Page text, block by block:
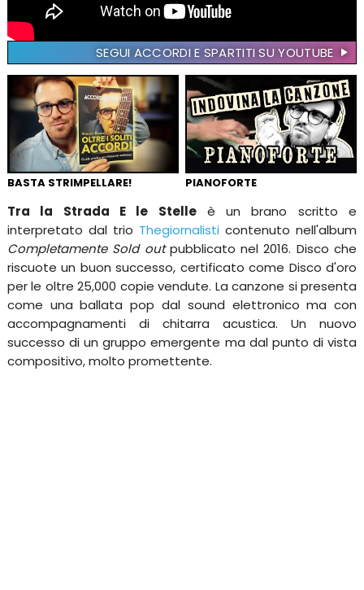
SEGUI ACCORDI E SPARTITI SU YOUTUBE
BASTA STRIMPELLARE! PIANOFORTE
Tra la Strada E le Stelleè un brano scritto e
interpretato dal trio Thegiornalisti contenuto nell'album
Completamente Sold outpubblicato nel 2016. Disco che
riscuote un buon successo, certificato come Disco d'oro
per le oltre 25,000 copie vendute. La canzone si presenta
come una ballata pop dal sound elettronico ma con
accompagnamenti di chitarra acustica. Un nuovo
successo di un gruppo emergente ma dal punto di vista
compositivo, molto promettente.